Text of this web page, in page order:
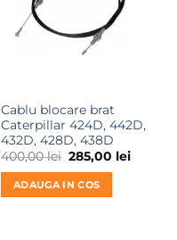
Cablu blocare brat
Caterpillar 424D, 442D,
432D, 428D, 438D
400,00lei Prețul
inițial
a
fost:
400,00 lei.
285,00 leiPrețul
ADAUGA IN COS